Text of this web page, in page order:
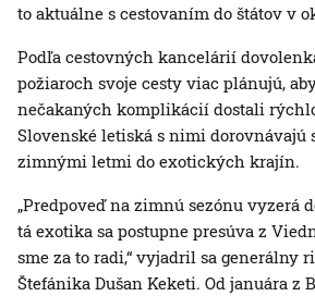
to aktuálne s cestovaním do štátov v
Podľa cestovných kancelárií
požiaroch svoje cesty viac plánujú,
nečakaných komplikácií dostali
Slovenské letiská s nimi dorovnávajú
zimnými letmi do exotických krajín.
„Predpoveď na zimnú sezónu vyzerá
tá exotika sa postupne presúva z
sme za to radi,“ vyjadril sa generálny
Štefánika Dušan Keketi. Od januára z